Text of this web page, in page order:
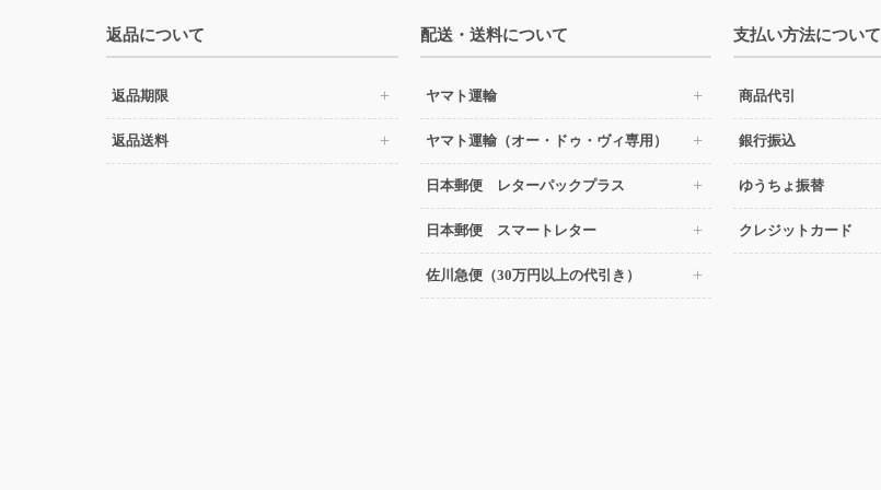
返品について
返品期限
返品送料
配送・送料について
ヤマト運輸
ヤマト運輸（オー・ドゥ・ヴィ専用）
日本郵便 レターパックプラス
日本郵便 スマートレター
佐川急便（30万円以上の代引き）
支払い方法について
商品代引
銀行振込
ゆうちょ振替
クレジットカード